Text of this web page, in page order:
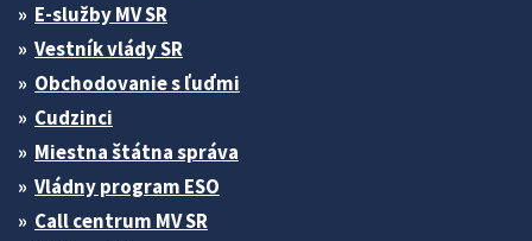
E-služby MV SR
Vestník vlády SR
Obchodovanie s ľuďmi
Cudzinci
Miestna štátna správa
Vládny program ESO
Call centrum MV SR